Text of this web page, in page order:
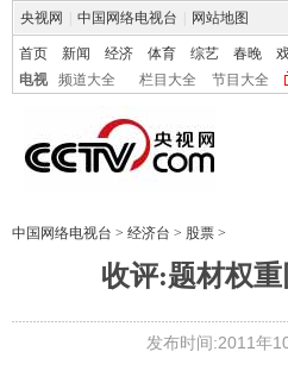
央视网 中国网络电视台 网站地图
首页 新闻 经济 体育 综艺 春晚
电视
频道大全 栏目大全 节目大全
中国网络电视台 > 经济台 > 股票 >
收评:题材权
发布时间:2011年